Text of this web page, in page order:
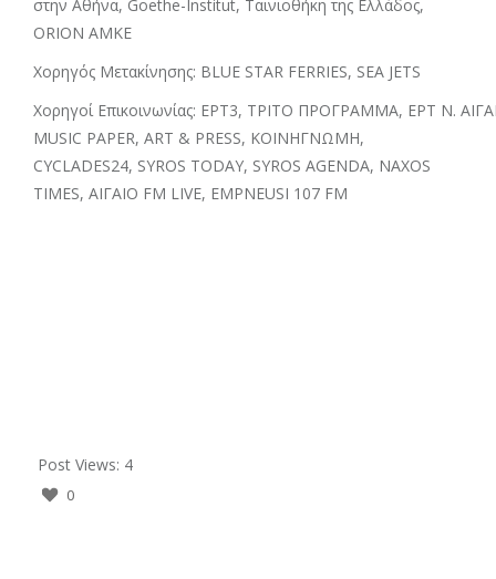
στην Αθήνα, Goethe-Institut, Ταινιοθήκη της Ελλάδος,
ORION AMKE
Χορηγός Μετακίνησης: BLUE STAR FERRIES, SEA JETS
Χορηγοί Επικοινωνίας: ΕΡΤ3, ΤΡΙΤΟ ΠΡΟΓΡΑΜΜΑ, ΕΡΤ Ν.
MUSIC PAPER, ART & PRESS, ΚΟΙΝΗΓΝΩΜΗ,
CYCLADES24, SYROS TODAY, SYROS AGENDA, NAXOS
TIMES, ΑΙΓΑΙΟ FM LIVE, EMPNEUSI 107 FM
Post Views: 4
0